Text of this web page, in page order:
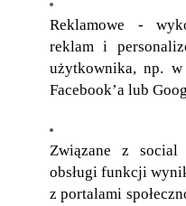
Reklamowe -
reklam i
użytkownika, np. w
Facebook’a lub
Związane z
obsługi funkcji
z portalami